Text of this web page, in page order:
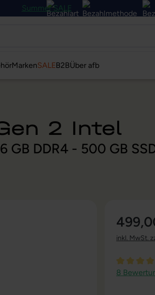
Summer SALE
MarkenSALEB2BÜber afb
2 Intel
GB DDR4 - 500 GB
inkl. MwSt.
8